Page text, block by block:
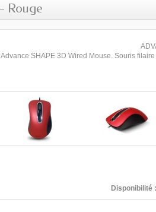
Rouge
Advance SHAPE 3D Wired Mouse. Souris
Disponibilité :